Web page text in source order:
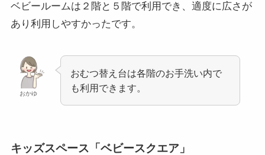
ベビールームは２階と５階で利用でき、適度に広さが
あり利用しやすかったです。
おかゆ
おむつ替え台は各階のお手洗い内で
も利用できます。
キッズスペース「ベビースクエア」